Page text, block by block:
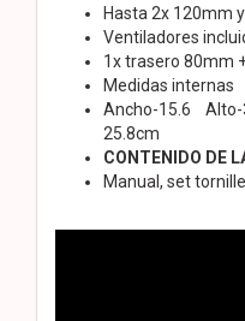
Hasta 2x 120mm
Ventiladores
1x trasero 80mm
Medidas internas
Ancho-15.6
25.8cm
CONTENIDO DE
Manual, set